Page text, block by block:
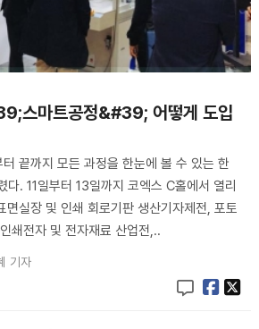
스마트공정&#39; 어떻게 도입
끝까지 모든 과정을 한눈에 볼 수 있는 한
다. 11일부터 13일까지 코엑스 C홀에서 열리
면실장 및 인쇄 회로기판 생산기자제전, 포토
쇄전자 및 전자재료 산업전,..
기자